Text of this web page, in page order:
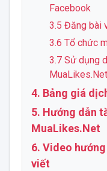
Facebook
3.5 Đăng bài
3.6 Tổ chức
3.7 Sử dụng
MuaLikes.Net
4. Bảng giá
5. Hướng dẫn
MuaLikes.Net
6. Video
viết